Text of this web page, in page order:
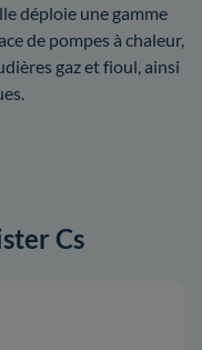
déploie une gamme
de pompes à chaleur,
gaz et fioul, ainsi
Cs